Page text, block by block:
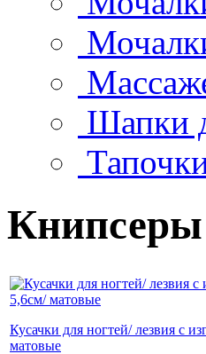
Шапки
Книпсеры
Кусачки для ногтей/ лезвия с
матовые